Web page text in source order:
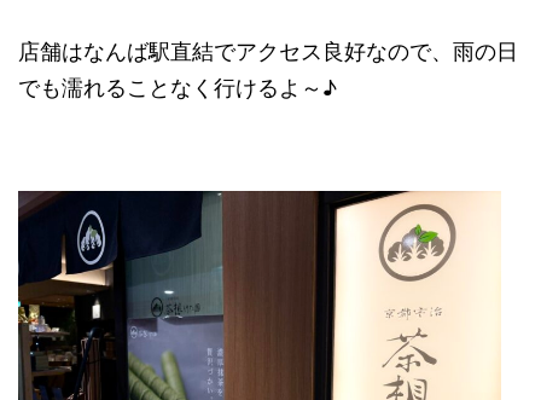
店舗はなんば駅直結でアクセス良好なので、雨の日
でも濡れることなく行けるよ～♪